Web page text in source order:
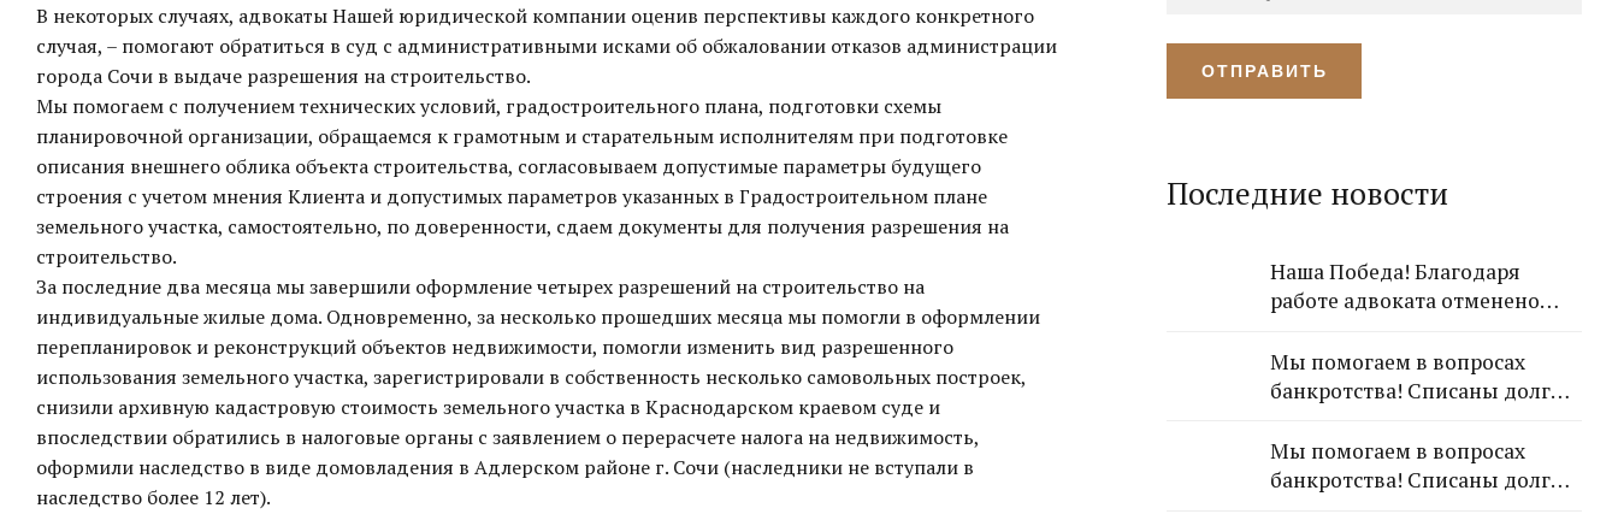
В некоторых случаях, адвокаты Нашей юридической компании оценив перспективы каждого конкретного
случая, – помогают обратиться в суд с административными исками об обжаловании отказов администрации
города Сочи в выдаче разрешения на строительство.
Мы помогаем с получением технических условий, градостроительного плана, подготовки схемы
планировочной организации, обращаемся к грамотным и старательным исполнителям при подготовке
описания внешнего облика объекта строительства, согласовываем допустимые параметры будущего
строения с учетом мнения Клиента и допустимых параметров указанных в Градостроительном плане
земельного участка, самостоятельно, по доверенности, сдаем документы для получения разрешения на
строительство.
За последние два месяца мы завершили оформление четырех разрешений на строительство на
индивидуальные жилые дома. Одновременно, за несколько прошедших месяца мы помогли в оформлении
перепланировок и реконструкций объектов недвижимости, помогли изменить вид разрешенного
использования земельного участка, зарегистрировали в собственность несколько самовольных построек,
снизили архивную кадастровую стоимость земельного участка в Краснодарском краевом суде и
впоследствии обратились в налоговые органы с заявлением о перерасчете налога на недвижимость,
оформили наследство в виде домовладения в Адлерском районе г. Сочи (наследники не вступали в
наследство более 12 лет).
Последние новости
Наша Победа! Благодаря
работе адвоката отменено
районного суда о взыскании с
арендодателя 650 000 рублей!
Мы помогаем в вопросах
банкротства! Списаны долги
гражданки!
Мы помогаем в вопросах
банкротства! Списаны долги